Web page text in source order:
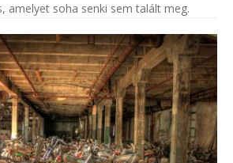
amelyet soha senki sem talált meg.